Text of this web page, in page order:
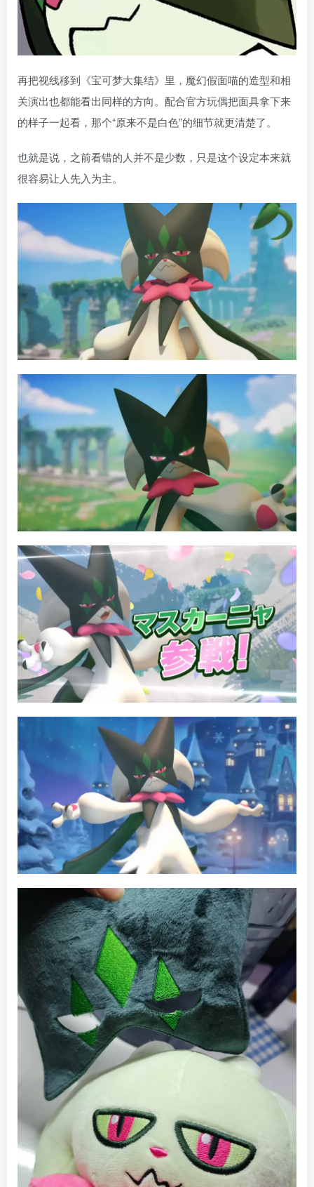
再把视线移到《宝可梦大集结》里，魔幻假面喵的造型和相
关演出也都能看出同样的方向。配合官方玩偶把面具拿下来
的样子一起看，那个“原来不是白色”的细节就更清楚了。
也就是说，之前看错的人并不是少数，只是这个设定本来就
很容易让人先入为主。